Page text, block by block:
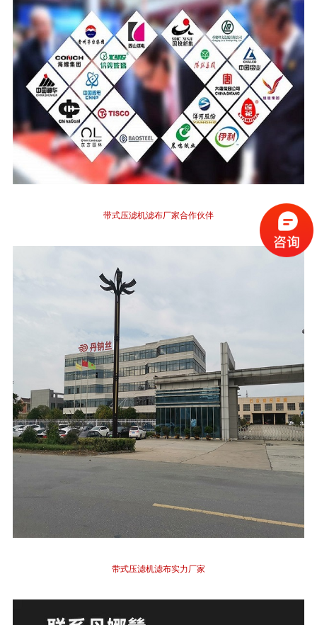
带式压滤机滤布厂家合作伙伴
带式压滤机滤布实力厂家